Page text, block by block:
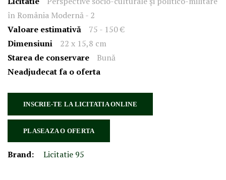
în România Modernă - 2
Valoare estimativă
75 - 150 €
Dimensiuni
22 x 15,8 cm
Starea de conservare
Bună
Neadjudecat fa o oferta
INSCRIE-TE LA LICITATIA ONLINE
PLASEAZA O OFERTA
Brand: Licitatie 95